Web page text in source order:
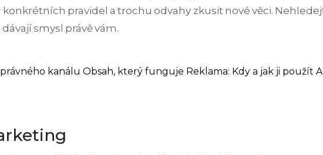
konkrétních pravidel a trochu odvahy zkusit nové věci.
smysl právě vám.
kanálu Obsah, který funguje Reklama: Kdy a jak ji použít